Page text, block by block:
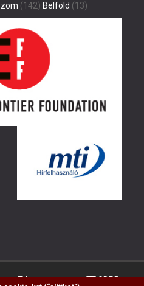
(142) Belföld (13)
Impresszum GDPR